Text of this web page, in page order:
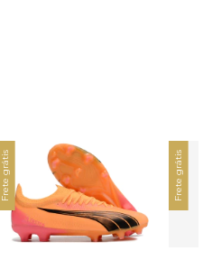
Frete grátis Frete grátis